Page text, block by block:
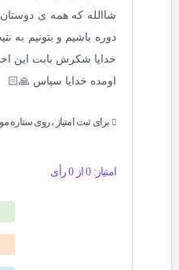
شاالله که همه ی
دوره باشیم و بتونیم به
خدایا شکرش بابت این
اومده خدایا سپاس 🙏🏻
برای ثبت امتیاز ، روی ستاره
امتیاز: 0 از 0 رأی